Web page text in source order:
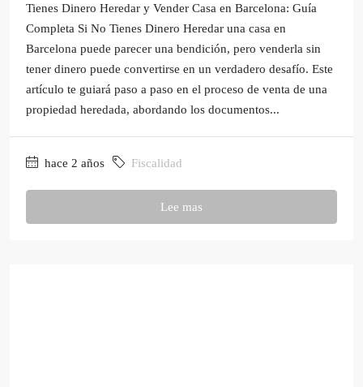
Tienes Dinero Heredar y Vender Casa en Barcelona: Guía
Completa Si No Tienes Dinero Heredar una casa en
Barcelona puede parecer una bendición, pero venderla sin
tener dinero puede convertirse en un verdadero desafío. Este
artículo te guiará paso a paso en el proceso de venta de una
propiedad heredada, abordando los documentos...
hace 2 años Fiscalidad
Lee mas